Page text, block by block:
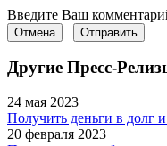
Введите Ваш
Отмена Отправить
Другие Пресс-
24 мая 2023
Получить деньги в долг
20 февраля 2023